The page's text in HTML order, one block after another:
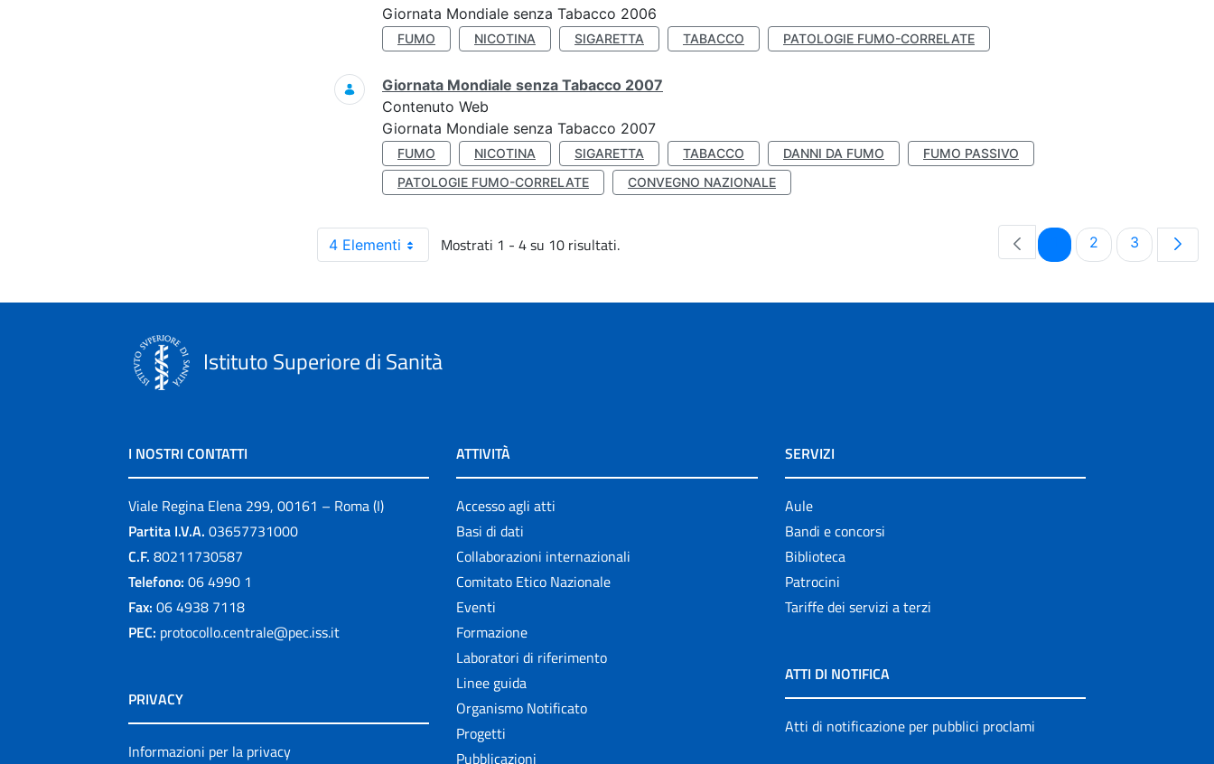
Giornata Mondiale senza Tabacco 2006
FUMO NICOTINA SIGARETTA TABACCO PATOLOGIE FUMO-CORRELATE
Giornata Mondiale senza Tabacco 2007
Contenuto Web
Giornata Mondiale senza Tabacco 2007
FUMO NICOTINA SIGARETTA TABACCO DANNI DA FUMO
FUMO PASSIVO
PATOLOGIE FUMO-CORRELATE
CONVEGNO NAZIONALE
4 Elementi Mostrati 1 - 4 su 10 risultati. PaginaPagina
2 Pagina
3
Istituto Superiore di Sanità
I NOSTRI CONTATTI
Viale Regina Elena 299, 00161 – Roma (I)
Partita I.V.A. 03657731000
C.F. 80211730587
Telefono: 06 4990 1
Fax: 06 4938 7118
PEC: protocollo.centrale@pec.iss.it
PRIVACY
Informazioni per la privacy
ATTIVITÀ
Accesso agli atti
Basi di dati
Collaborazioni internazionali
Comitato Etico Nazionale
Eventi
Formazione
Laboratori di riferimento
Linee guida
Organismo Notificato
Progetti
Pubblicazioni
SERVIZI
Aule
Bandi e concorsi
Biblioteca
Patrocini
Tariffe dei servizi a terzi
ATTI DI NOTIFICA
Atti di notificazione per pubblici proclami